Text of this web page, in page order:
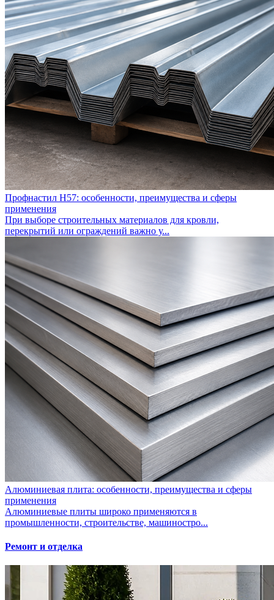
Профнастил Н57: особенности, преимущества и сферы
применения
При выборе строительных материалов для кровли,
перекрытий или ограждений важно у...
Алюминиевая плита: особенности, преимущества и сферы
применения
Алюминиевые плиты широко применяются в
промышленности, строительстве, машиностро...
Ремонт и отделка